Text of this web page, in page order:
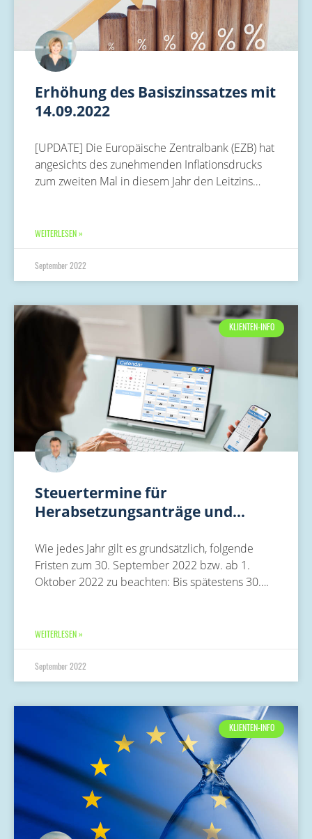
Erhöhung des Basiszinssatzes mit
14.09.2022
[UPDATE] Die Europäische Zentralbank (EZB) hat
angesichts des zunehmenden Inflationsdrucks
zum zweiten Mal in diesem Jahr den Leitzins…
WEITERLESEN »
September 2022
KLIENTEN-INFO
Steuertermine für
Herabsetzungsanträge und…
Wie jedes Jahr gilt es grundsätzlich, folgende
Fristen zum 30. September 2022 bzw. ab 1.
Oktober 2022 zu beachten: Bis spätestens 30….
WEITERLESEN »
September 2022
KLIENTEN-INFO